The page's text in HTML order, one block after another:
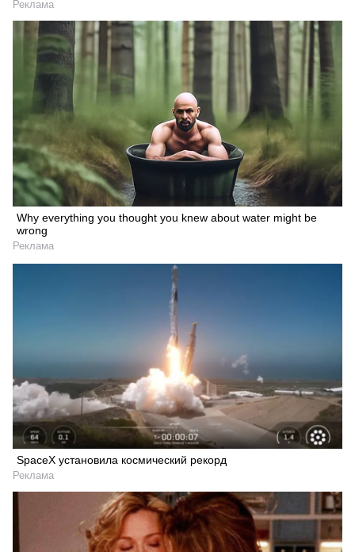
Реклама
Why everything you thought you knew about water might be
wrong
Реклама
SpaceX установила космический рекорд
Реклама